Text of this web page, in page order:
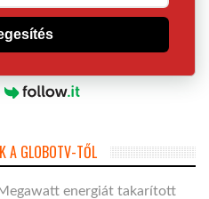
A GLOBOTV-TŐL
energiát takarított